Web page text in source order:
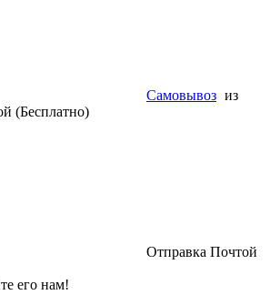
Самовывоз из
(Бесплатно)
Отправка Почтой
его нам!